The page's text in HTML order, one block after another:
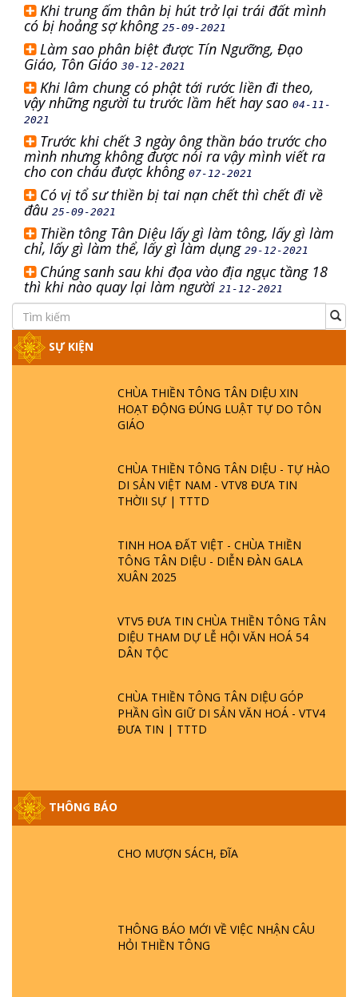
Khi trung ấm thân bị hút trở lại trái đất mình
có bị hoảng sợ không 25-09-2021
Làm sao phân biệt được Tín Ngưỡng, Đạo
Giáo, Tôn Giáo 30-12-2021
Khi lâm chung có phật tới rước liền đi theo,
vậy những người tu trước lầm hết hay sao 04-11-
2021
Trước khi chết 3 ngày ông thần báo trước cho
mình nhưng không được nói ra vậy mình viết ra
cho con cháu được không 07-12-2021
Có vị tổ sư thiền bị tai nạn chết thì chết đi về
đâu 25-09-2021
Thiền tông Tân Diệu lấy gì làm tông, lấy gì làm
chỉ, lấy gì làm thể, lấy gì làm dụng 29-12-2021
Chúng sanh sau khi đọa vào địa ngục tầng 18
thì khi nào quay lại làm người 21-12-2021
SỰ KIỆN
CHÙA THIỀN TÔNG TÂN DIỆU XIN
HOẠT ĐỘNG ĐÚNG LUẬT TỰ DO TÔN
GIÁO
CHÙA THIỀN TÔNG TÂN DIỆU - TỰ HÀO
DI SẢN VIỆT NAM - VTV8 ĐƯA TIN
THỜII SỰ | TTTD
TINH HOA ĐẤT VIỆT - CHÙA THIỀN
TÔNG TÂN DIỆU - DIỄN ĐÀN GALA
XUÂN 2025
VTV5 ĐƯA TIN CHÙA THIỀN TÔNG TÂN
DIỆU THAM DỰ LỄ HỘI VĂN HOÁ 54
DÂN TỘC
CHÙA THIỀN TÔNG TÂN DIỆU GÓP
PHẦN GÌN GIỮ DI SẢN VĂN HOÁ - VTV4
ĐƯA TIN | TTTD
THÔNG BÁO
CHO MƯỢN SÁCH, ĐĨA
THÔNG BÁO MỚI VỀ VIỆC NHẬN CÂU
HỎI THIỀN TÔNG
GIẢI ĐÁP ĐẶC BIỆT P25 - SUỐT 49 NĂM
PHẬT KHÔNG NÓI? HỘI LONG HOA LÀ
TTTD